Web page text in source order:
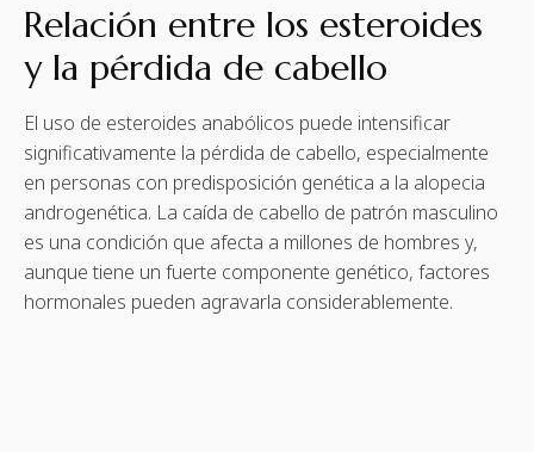
Relación entre los esteroides
y la pérdida de cabello
El uso de esteroides anabólicos puede intensificar
significativamente la pérdida de cabello, especialmente
en personas con predisposición genética a la alopecia
androgenética. La caída de cabello de patrón masculino
es una condición que afecta a millones de hombres y,
aunque tiene un fuerte componente genético, factores
hormonales pueden agravarla considerablemente.